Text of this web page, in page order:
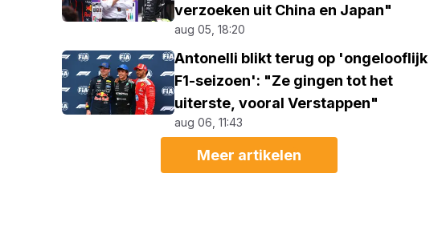
verzoeken uit China en Japan"
aug 05, 18:20
Antonelli blikt terug op 'ongelooflijk
F1-seizoen': "Ze gingen tot het
uiterste, vooral Verstappen"
aug 06, 11:43
Meer artikelen